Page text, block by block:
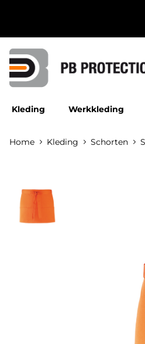
Kleding Werkkleding
Home Kleding Schorten